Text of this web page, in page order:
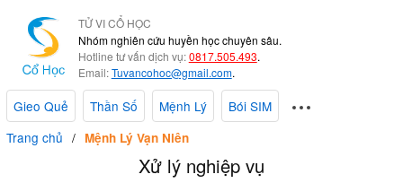
TỬ VI CỔ HỌC
Nhóm nghiên cứu huyền học chuyên sâu.
Hotline tư vấn dịch vụ:0817.505.493.
Email:Tuvancohoc@gmail.com.
Gieo Quẻ Thần Số Mệnh Lý
Bói SIM
Trang chủ
Mệnh Lý Vạn Niên
Xử lý nghiệp vụ